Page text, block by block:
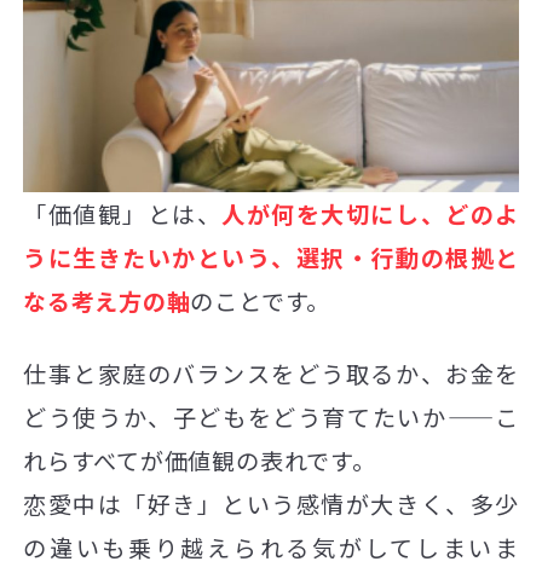
「価値観」とは、人が何を大切にし、どのよ
うに生きたいかという、選択・行動の根拠と
なる考え方の軸のことです。
仕事と家庭のバランスをどう取るか、お金を
どう使うか、子どもをどう育てたいか——こ
れらすべてが価値観の表れです。
恋愛中は「好き」という感情が大きく、多少
の違いも乗り越えられる気がしてしまいま